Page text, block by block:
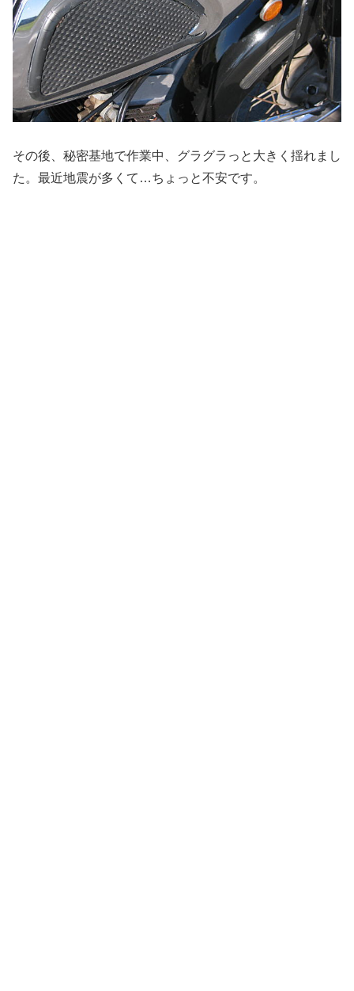
その後、秘密基地で作業中、グラグラっと大きく揺れまし
た。最近地震が多くて…ちょっと不安です。